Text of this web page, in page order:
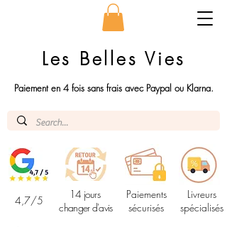
Les Belles Vies
Paiement en 4 fois sans frais avec Paypal ou Klarna.
4,7/5
14 jours
changer d'avis
Paiements
sécurisés
Livreurs
spécialisés